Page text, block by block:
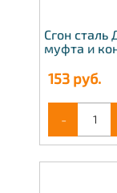
Сгон сталь
муфта и
153 руб.
-